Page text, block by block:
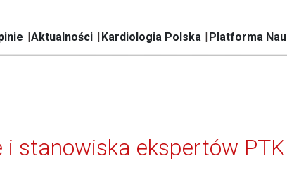
Aktualności Kardiologia Polska Platforma
i stanowiska ekspertów PTK